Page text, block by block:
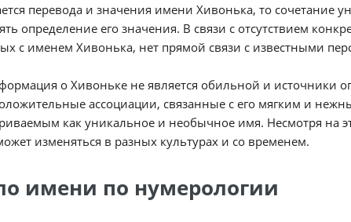
перевода и значения имени Хивонька, то сочетание
определение его значения. В связи с отсутствием
с именем Хивонька, нет прямой связи с известными
о Хивоньке не является обильной и источники
ассоциации, связанные с его мягким и
как уникальное и необычное имя. Несмотря на
изменяться в разных культурах и со временем.
имени по нумерологии